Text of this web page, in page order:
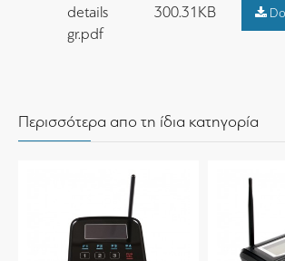
details
gr.pdf
300.31KB
Περισσότερα απο τη ίδια κατηγορία